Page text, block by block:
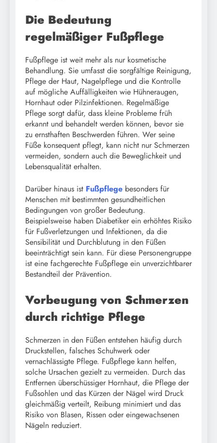
Die Bedeutung
regelmäßiger Fußpflege
Fußpflege ist weit mehr als nur kosmetische
Behandlung. Sie umfasst die sorgfältige Reinigung,
Pflege der Haut, Nagelpflege und die Kontrolle
auf mögliche Auffälligkeiten wie Hühneraugen,
Hornhaut oder Pilzinfektionen. Regelmäßige
Pflege sorgt dafür, dass kleine Probleme früh
erkannt und behandelt werden können, bevor sie
zu ernsthaften Beschwerden führen. Wer seine
Füße konsequent pflegt, kann nicht nur Schmerzen
vermeiden, sondern auch die Beweglichkeit und
Lebensqualität erhalten.
Darüber hinaus ist Fußpflege besonders für
Menschen mit bestimmten gesundheitlichen
Bedingungen von großer Bedeutung.
Beispielsweise haben Diabetiker ein erhöhtes Risiko
für Fußverletzungen und Infektionen, da die
Sensibilität und Durchblutung in den Füßen
beeinträchtigt sein kann. Für diese Personengruppe
ist eine fachgerechte Fußpflege ein unverzichtbarer
Bestandteil der Prävention.
Vorbeugung von Schmerzen
durch richtige Pflege
Schmerzen in den Füßen entstehen häufig durch
Druckstellen, falsches Schuhwerk oder
vernachlässigte Pflege. Fußpflege kann helfen,
solche Ursachen gezielt zu vermeiden. Durch das
Entfernen überschüssiger Hornhaut, die Pflege der
Fußsohlen und das Kürzen der Nägel wird Druck
gleichmäßig verteilt, Reibung minimiert und das
Risiko von Blasen, Rissen oder eingewachsenen
Nägeln reduziert.